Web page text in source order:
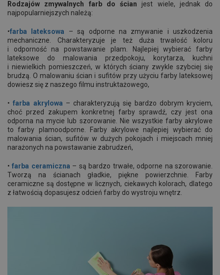
Rodzajów zmywalnych farb do ścian jest wiele, jednak do
najpopularniejszych należą:
•farba lateksowa
– są odporne na zmywanie i uszkodzenia
mechaniczne. Charakteryzuje je też duża trwałość koloru
i odporność na powstawanie plam. Najlepiej wybierać farby
lateksowe do malowania przedpokoju, korytarza, kuchni
i niewielkich pomieszczeń, w których ściany zwykle szybciej się
brudzą. O malowaniu ścian i sufitów przy użyciu farby lateksowej
dowiesz się z naszego filmu instruktażowego,
• farba akrylowa – charakteryzują się bardzo dobrym kryciem,
choć przed zakupem konkretnej farby sprawdź, czy jest ona
odporna na mycie lub szorowanie. Nie wszystkie farby akrylowe
to farby plamoodporne. Farby akrylowe najlepiej wybierać do
malowania ścian, sufitów w dużych pokojach i miejscach mniej
narażonych na powstawanie zabrudzeń,
•farba ceramiczna – są bardzo trwałe, odporne na szorowanie.
Tworzą na ścianach gładkie, piękne powierzchnie. Farby
ceramiczne są dostępne w licznych, ciekawych kolorach, dlatego
z łatwością dopasujesz odcień farby do wystroju wnętrz.